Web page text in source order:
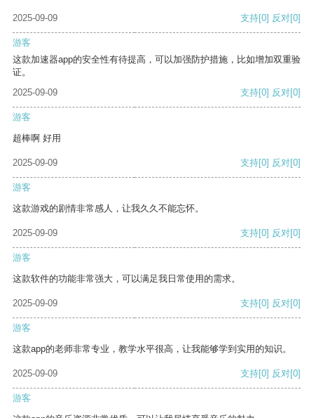
2025-09-09 支持[0] 反对[0]
游客
这款加速器app的安全性有待提高，可以加强防护措施，比如增加双重验
证。
2025-09-09
支持[0] 反对[0]
游客
超棒啊 好用
2025-09-09 支持[0] 反对[0]
游客
这款游戏的剧情非常感人，让我久久不能忘怀。
2025-09-09 支持[0] 反对[0]
游客
这款软件的功能非常强大，可以满足我日常使用的需求。
2025-09-09 支持[0] 反对[0]
游客
这款app的老师非常专业，教学水平很高，让我能够学到实用的知识。
2025-09-09 支持[0] 反对[0]
游客